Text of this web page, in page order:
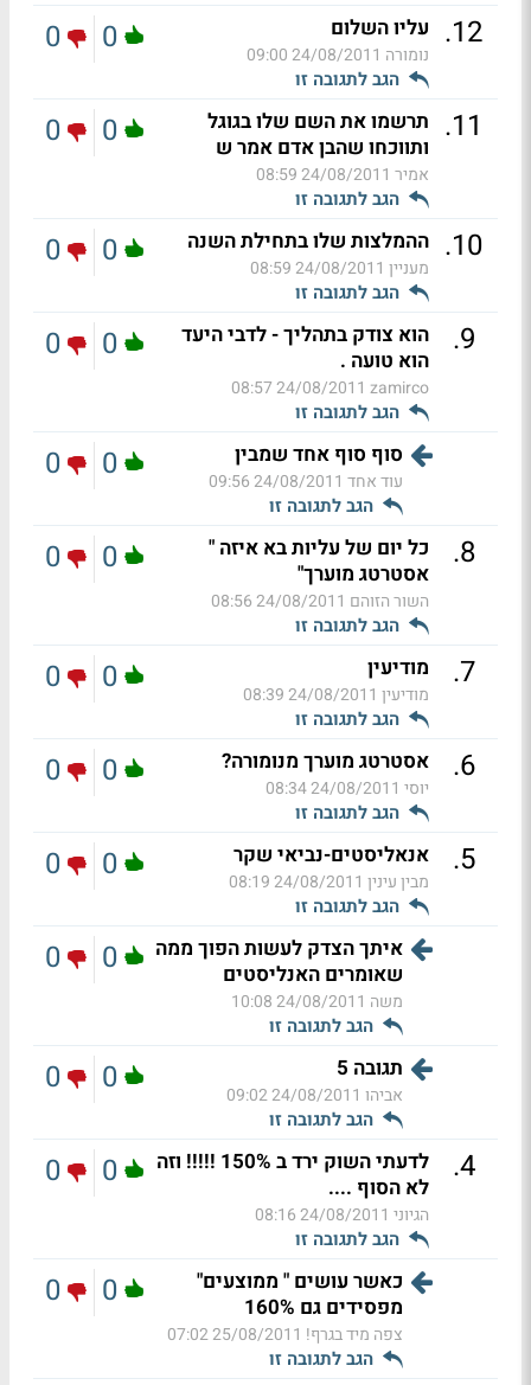
12
. עליו השלום
נומורה 24/08/2011 09:00
הגב לתגובה זו
0
0
11
. תרשמו את השם שלו בגוגל
ותווכחו שהבן אדם אמר ש
אמיר 24/08/2011 08:59
הגב לתגובה זו
0
0
10
. ההמלצות שלו בתחילת השנה
מעניין 24/08/2011 08:59
הגב לתגובה זו
0
0
9
.
הוא צודק בתהליך - לדבי היעד
הוא טועה .
zamirco
24/08/2011 08:57
הגב לתגובה זו
0
0
סוף סוף אחד שמבין
עוד אחד 24/08/2011 09:56
הגב לתגובה זו
0
0
8
.
כל יום של עליות בא איזה "
אסטרטג מוערך"
השור הזוהם 24/08/2011 08:56
הגב לתגובה זו
0
0
7
. מודיעין
מודיעין 24/08/2011 08:39
הגב לתגובה זו
0
0
6
. אסטרטג מוערך מנומורה?
יוסי 24/08/2011 08:34
הגב לתגובה זו
0
0
5
. אנאליסטים-נביאי שקר
מבין עינין 24/08/2011 08:19
הגב לתגובה זו
0
0
איתך הצדק לעשות הפוך ממה
שאומרים האנליסטים
משה 24/08/2011 10:08
הגב לתגובה זו
0
0
תגובה 5
אביהו 24/08/2011 09:02
הגב לתגובה זו
0
0
4
.
לדעתי השוק ירד ב 150% !!!!! וזה
לא הסוף ....
הגיוני 24/08/2011 08:16
הגב לתגובה זו
0
0
כאשר עושים " ממוצעים"
מפסידים גם 160%
צפה מיד בגרף! 25/08/2011 07:02
הגב לתגובה זו
0
0